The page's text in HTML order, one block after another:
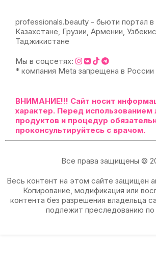
professionals.beauty - бьюти портал в
Казахстане, Грузии, Армении,
Таджикистане
Мы в соцсетях:
* компания Meta запрещена в России
ВНИМАНИЕ!!! Сайт носит
характер. Перед
продуктов и процедур
проконсультируйтесь с врачом.
Все права защищены ©
Весь контент на этом сайте защищен
Копирование, модификация или
контента без разрешения владельца
подлежит преследованию по